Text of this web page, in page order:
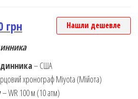
грн Нашли дешевле
– США
хронограф Miyota (Мійота)
– WR 100 м (10 атм)